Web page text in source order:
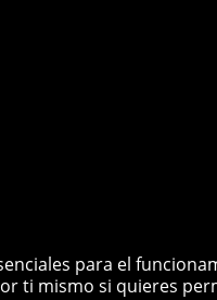
para el
ti mismo si quieres